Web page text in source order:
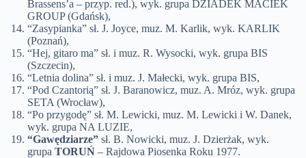
Brassens’a – przyp. red.), wyk. grupa DZIADEK MACIEK
GROUP (Gdańsk),
“Zasypianka” sł. J. Joyce, muz. M. Karlik, wyk. KARLIK
(Poznań),
“Hej, gitaro ma” sł. i muz. R. Wysocki, wyk. grupa BIS
(Szczecin),
“Letnia dolina” sł. i muz. J. Małecki, wyk. grupa BIS,
“Pod Czantorią” sł. J. Baranowicz, muz. A. Mróz, wyk. grupa
SETA (Wrocław),
“Po przygodę” sł. M. Lewicki, muz. M. Lewicki i W. Danek,
wyk. grupa NA LUZIE,
“Gawędziarze” sł. B. Nowicki, muz. J. Dzierżak, wyk.
grupa TORUŃ – Rajdowa Piosenka Roku 1977.